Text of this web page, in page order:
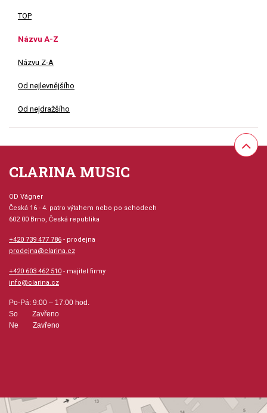
TOP
Názvu A-Z
Názvu Z-A
Od nejlevnějšího
Od nejdražšího
CLARINA MUSIC
OD Vágner
Česká 16 - 4. patro výtahem nebo po schodech
602 00 Brno, Česká republika
+420 739 477 786 - prodejna
prodejna@clarina.cz
+420 603 462 510 - majitel firmy
info@clarina.cz
Po-Pá: 9:00 – 17:00 hod.
So Zavřeno
Ne Zavřeno